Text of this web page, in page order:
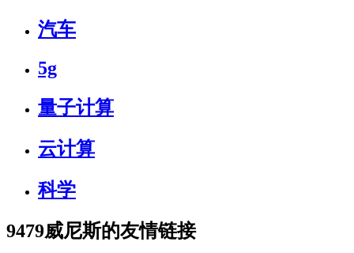
汽车
5g
量子计算
云计算
科学
9479威尼斯的友情链接